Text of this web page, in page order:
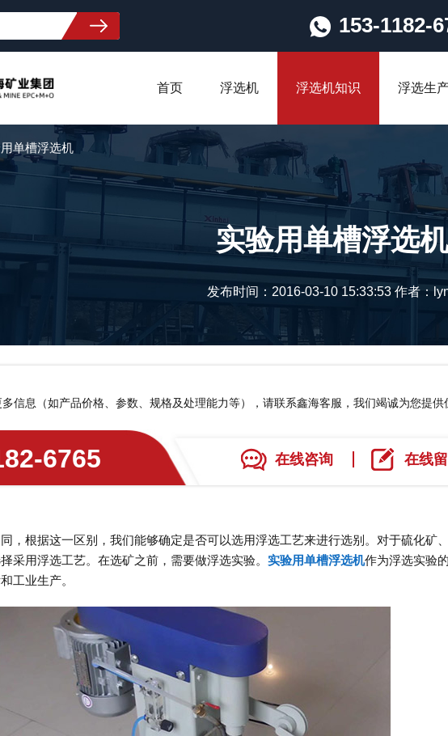
153-1182-
首页 浮选机 浮选机知识 浮选生
单槽浮选机
实验用单槽浮选机
发布时间：2016-03-10 15:33:53 作者：
信息（如产品价格、参数、规格及处理能力等），请联系鑫海客服，我们竭诚为您提供
6765 在线咨询 在线
根据这一区别，我们能够确定是否可以选用浮选工艺来进行选别。对于硫化矿
采用浮选工艺。在选矿之前，需要做浮选实验。实验用单槽浮选机作为浮选实验
工业生产。